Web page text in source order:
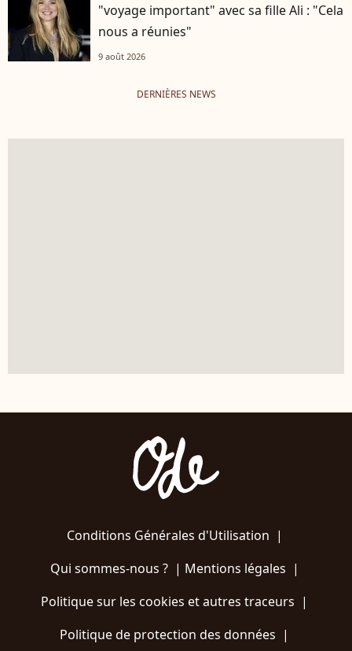
"voyage important" avec sa fille Ali : "Cela
nous a réunies"
9 août 2026
DERNIÈRES NEWS
Conditions Générales d'Utilisation |
Qui sommes-nous ?| Mentions légales |
Politique sur les cookies et autres traceurs |
Politique de protection des données |